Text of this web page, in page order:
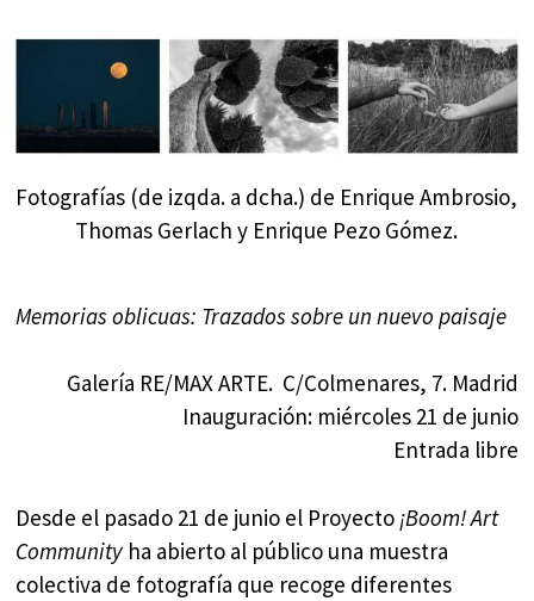
Fotografías (de izqda. a dcha.) de Enrique Ambrosio,
Thomas Gerlach y Enrique Pezo Gómez.
Memorias oblicuas: Trazados sobre un nuevo paisaje
Galería RE/MAX ARTE. C/Colmenares, 7. Madrid
Inauguración: miércoles 21 de junio
Entrada libre
Desde el pasado 21 de junio el Proyecto ¡Boom! Art
Community ha abierto al público una muestra
colectiva de fotografía que recoge diferentes